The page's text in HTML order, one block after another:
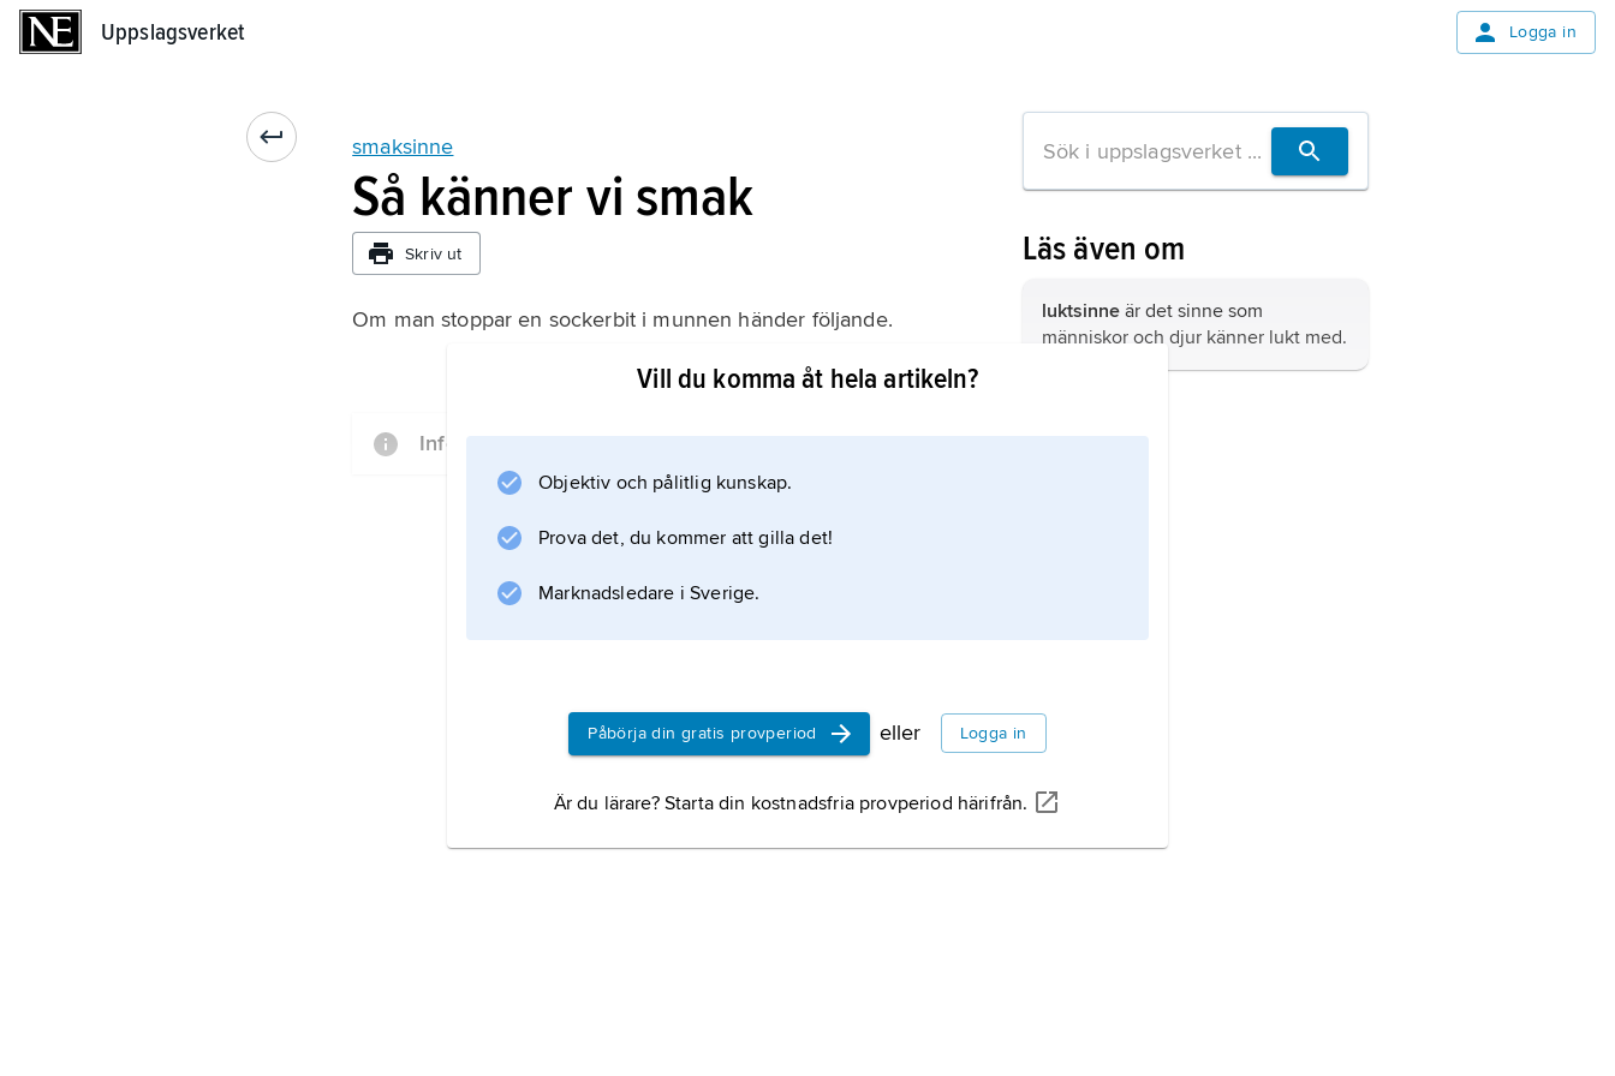
Uppslagsverket Logga in
smaksinne
Så känner vi smak
Skriv ut
Om man stoppar en sockerbit i munnen händer följande.
Information om artikeln
Vill du komma åt hela artikeln?
Objektiv och pålitlig kunskap.
Prova det, du kommer att gilla det!
Marknadsledare i Sverige.
Påbörja din gratis provperiod eller Logga in
Är du lärare? Starta din kostnadsfria provperiod härifrån.
Läs även om
luktsinneär det sinne som
människor och djur känner lukt med.